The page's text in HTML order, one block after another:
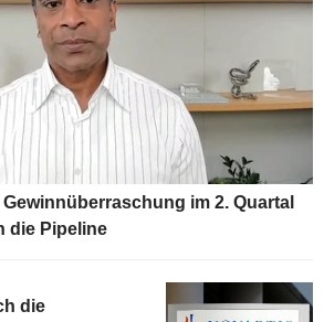
im 2. Quartal
die Pipeline
die